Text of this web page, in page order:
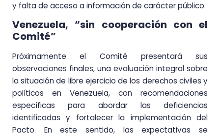
y falta de acceso a información de carácter público.
Venezuela, “sin cooperación con el
Comité”
Próximamente el Comité presentará sus
observaciones finales, una evaluación integral sobre
la situación de libre ejercicio de los derechos civiles y
políticos en Venezuela, con recomendaciones
específicas para abordar las deficiencias
identificadas y fortalecer la implementación del
Pacto. En este sentido, las expectativas se